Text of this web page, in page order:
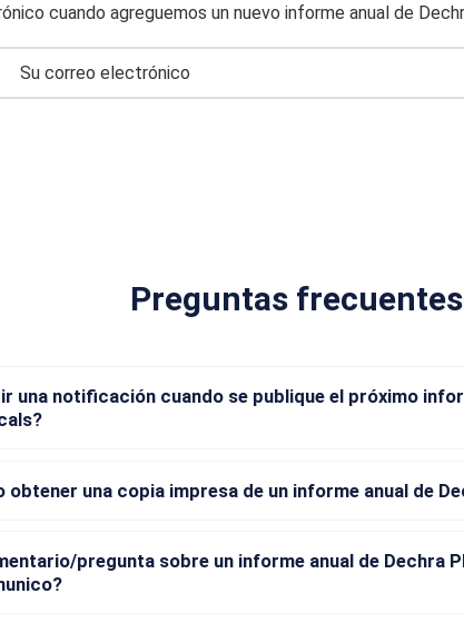
cuando agreguemos un nuevo informe anual de
Preguntas frecuentes
una notificación cuando se publique el próximo
obtener una copia impresa de un informe anual de
pregunta sobre un informe anual de Dechra